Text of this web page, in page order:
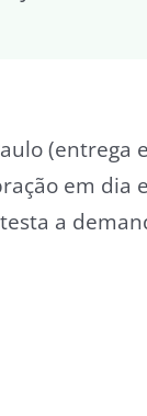
(entrega
em dia
a